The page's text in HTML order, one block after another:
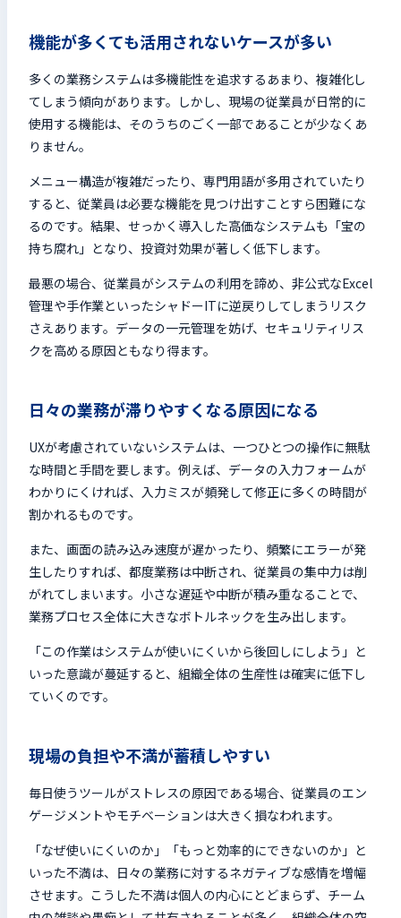
機能が多くても活用されないケースが多い
多くの業務システムは多機能性を追求するあまり、複雑化し
てしまう傾向があります。しかし、現場の従業員が日常的に
使用する機能は、そのうちのごく一部であることが少なくあ
りません。
メニュー構造が複雑だったり、専門用語が多用されていたり
すると、従業員は必要な機能を見つけ出すことすら困難にな
るのです。結果、せっかく導入した高価なシステムも「宝の
持ち腐れ」となり、投資対効果が著しく低下します。
最悪の場合、従業員がシステムの利用を諦め、非公式なExcel
管理や手作業といったシャドーITに逆戻りしてしまうリスク
さえあります。データの一元管理を妨げ、セキュリティリス
クを高める原因ともなり得ます。
日々の業務が滞りやすくなる原因になる
UXが考慮されていないシステムは、一つひとつの操作に無駄
な時間と手間を要します。例えば、データの入力フォームが
わかりにくければ、入力ミスが頻発して修正に多くの時間が
割かれるものです。
また、画面の読み込み速度が遅かったり、頻繁にエラーが発
生したりすれば、都度業務は中断され、従業員の集中力は削
がれてしまいます。小さな遅延や中断が積み重なることで、
業務プロセス全体に大きなボトルネックを生み出します。
「この作業はシステムが使いにくいから後回しにしよう」と
いった意識が蔓延すると、組織全体の生産性は確実に低下し
ていくのです。
現場の負担や不満が蓄積しやすい
毎日使うツールがストレスの原因である場合、従業員のエン
ゲージメントやモチベーションは大きく損なわれます。
「なぜ使いにくいのか」「もっと効率的にできないのか」と
いった不満は、日々の業務に対するネガティブな感情を増幅
させます。こうした不満は個人の内心にとどまらず、チーム